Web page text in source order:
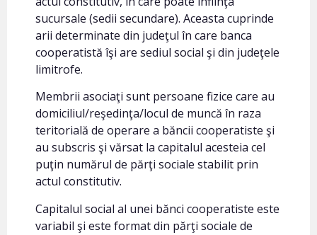
sucursale (sedii secundare). Aceasta cuprinde
arii determinate din judeţul în care banca
cooperatistă îşi are sediul social şi din judeţele
limitrofe.
Membrii asociaţi sunt persoane fizice care au
domiciliul/reşedinţa/locul de muncă în raza
teritorială de operare a băncii cooperatiste şi
au subscris şi vărsat la capitalul acesteia cel
puţin numărul de părţi sociale stabilit prin
actul constitutiv.
Capitalul social al unei bănci cooperatiste este
variabil şi este format din părţi sociale de